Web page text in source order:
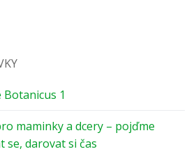
Botanicus 1
maminky a dcery – pojďme
se, darovat si čas